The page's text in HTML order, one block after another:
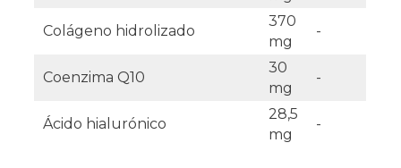
Colágeno hidrolizado
370
mg
-
Coenzima Q10
30
mg
-
Ácido hialurónico
28,5
mg
-